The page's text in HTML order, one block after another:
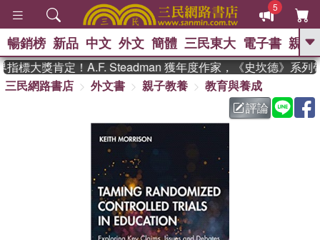
5
GO
熱搜： 東野圭吾 、 高希均教授回憶錄
父親節 、 如果歷
暑期推薦 、 國際布克
、
登輝時代
數學女孩：黎曼猜想
偉大的迷走神經
暢銷榜 新品 中文 外文 簡體 三民東大 電子書 親子
標大獎肯定！A.F. Steadman 獲年度作家，《史坎德》系列帶
三民網路書店
外文書 親子教養
教育與養成
評論